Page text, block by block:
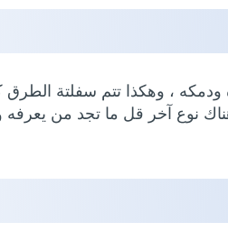
ودمكه ، وهكذا تتم سفلتة
نوع آخر قل ما تجد من يعرفه